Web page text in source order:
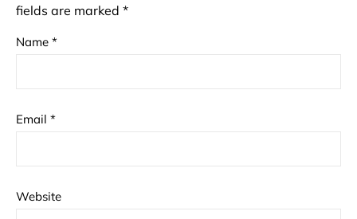
fields are marked *
Name *
Email *
Website